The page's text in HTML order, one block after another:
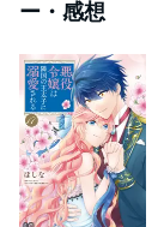
ー・感想